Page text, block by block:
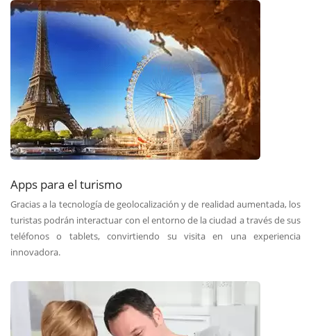
Apps para el turismo
Gracias a la tecnología de geolocalización y de realidad aumentada, los
turistas podrán interactuar con el entorno de la ciudad a través de sus
teléfonos o tablets, convirtiendo su visita en una experiencia
innovadora.